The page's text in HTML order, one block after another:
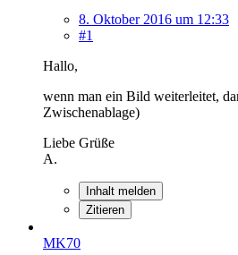
8. Oktober 2016 um 12:33
#1
Hallo,
wenn man ein Bild weiterleitet,
Zwischenablage)
Liebe Grüße
A.
Inhalt melden
Zitieren
MK70